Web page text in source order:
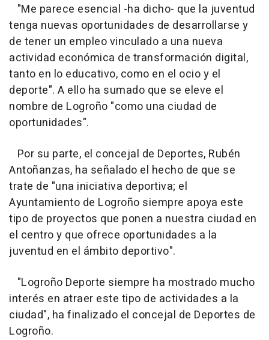
"Me parece esencial -ha dicho- que la juventud
tenga nuevas oportunidades de desarrollarse y
de tener un empleo vinculado a una nueva
actividad económica de transformación digital,
tanto en lo educativo, como en el ocio y el
deporte". A ello ha sumado que se eleve el
nombre de Logroño "como una ciudad de
oportunidades".
Por su parte, el concejal de Deportes, Rubén
Antoñanzas, ha señalado el hecho de que se
trate de "una iniciativa deportiva; el
Ayuntamiento de Logroño siempre apoya este
tipo de proyectos que ponen a nuestra ciudad en
el centro y que ofrece oportunidades a la
juventud en el ámbito deportivo".
"Logroño Deporte siempre ha mostrado mucho
interés en atraer este tipo de actividades a la
ciudad", ha finalizado el concejal de Deportes de
Logroño.